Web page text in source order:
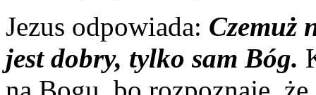
Jezus odpowiada: Czemuż
jest dobry, tylko sam Bóg.